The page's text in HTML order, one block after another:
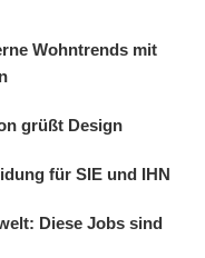
Wohntrends mit
grüßt Design
für SIE und IHN
Diese Jobs sind